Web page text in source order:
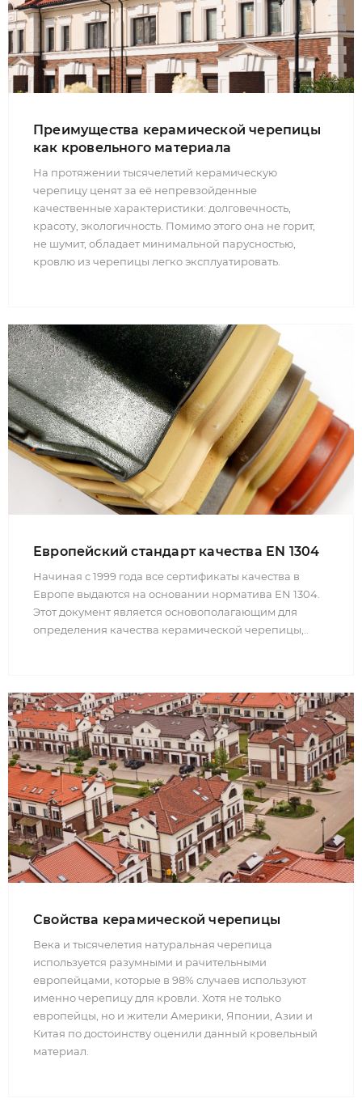
Преимущества керамической черепицы
как кровельного материала
На протяжении тысячелетий керамическую
черепицу ценят за её непревзойденные
качественные характеристики: долговечность,
красоту, экологичность. Помимо этого она не горит,
не шумит, обладает минимальной парусностью,
кровлю из черепицы легко эксплуатировать.
Европейский стандарт качества EN 1304
Начиная с 1999 года все сертификаты качества в
Европе выдаются на основании норматива EN 1304.
Этот документ является основополагающим для
определения качества керамической черепицы,..
Свойства керамической черепицы
Века и тысячелетия натуральная черепица
используется разумными и рачительными
европейцами, которые в 98% случаев используют
именно черепицу для кровли. Хотя не только
европейцы, но и жители Америки, Японии, Азии и
Китая по достоинству оценили данный кровельный
материал.